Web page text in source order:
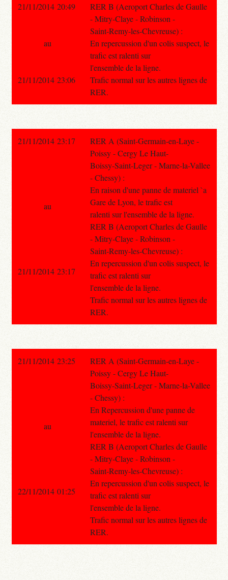
21/11/2014 20:49
RER B (Aeroport Charles de Gaulle
- Mitry-Claye - Robinson -
Saint-Remy-les-Chevreuse) :
En repercussion d'un colis suspect, le
trafic est ralenti sur
l'ensemble de la ligne.
Trafic normal sur les autres lignes de
RER.
au
21/11/2014 23:06
21/11/2014 23:17
RER A (Saint-Germain-en-Laye -
Poissy - Cergy Le Haut-
Boissy-Saint-Leger - Marne-la-Vallee
- Chessy) :
En raison d'une panne de materiel `a
Gare de Lyon, le trafic est
ralenti sur l'ensemble de la ligne.
RER B (Aeroport Charles de Gaulle
- Mitry-Claye - Robinson -
Saint-Remy-les-Chevreuse) :
En repercussion d'un colis suspect, le
trafic est ralenti sur
l'ensemble de la ligne.
Trafic normal sur les autres lignes de
RER.
au
21/11/2014 23:17
21/11/2014 23:25
RER A (Saint-Germain-en-Laye -
Poissy - Cergy Le Haut-
Boissy-Saint-Leger - Marne-la-Vallee
- Chessy) :
En Repercussion d'une panne de
materiel, le trafic est ralenti sur
l'ensemble de la ligne.
RER B (Aeroport Charles de Gaulle
- Mitry-Claye - Robinson -
Saint-Remy-les-Chevreuse) :
En repercussion d'un colis suspect, le
trafic est ralenti sur
l'ensemble de la ligne.
Trafic normal sur les autres lignes de
RER.
au
22/11/2014 01:25